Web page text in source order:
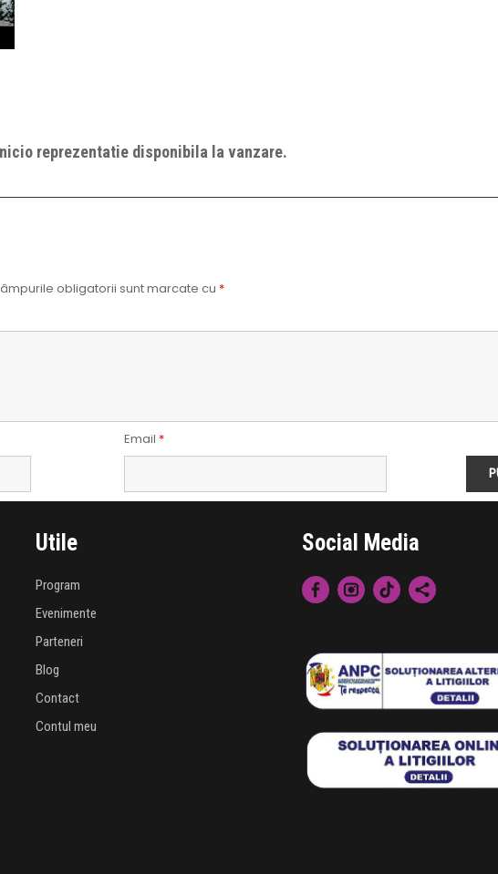
reprezentatie disponibila la vanzare.
obligatorii sunt marcate cu *
Email *
Utile
Program
Evenimente
Parteneri
Blog
Contact
Contul meu
Social Media